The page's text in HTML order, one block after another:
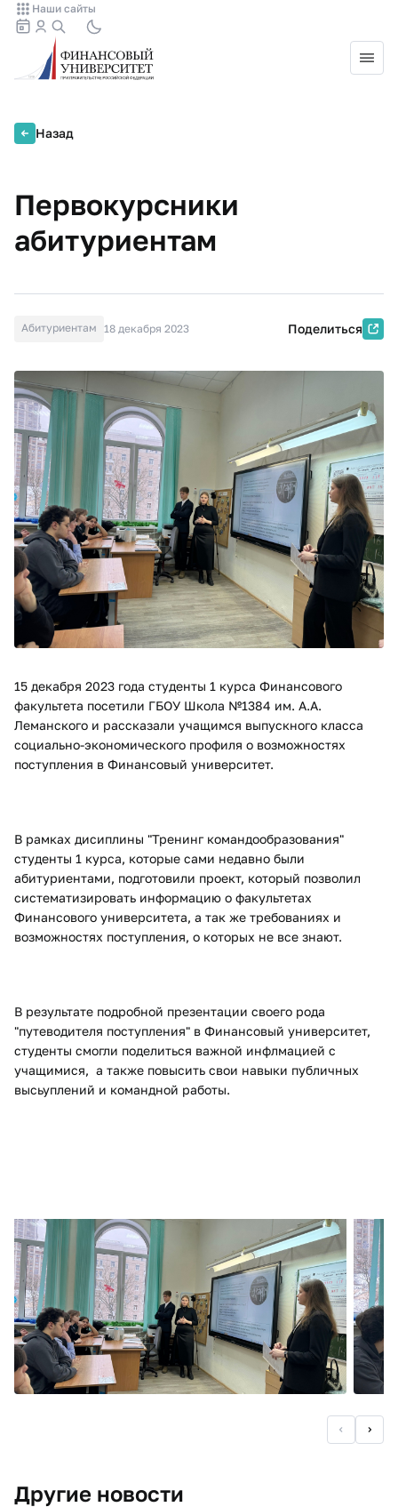
Наши сайты
Назад
Первокурсники
абитуриентам
Абитуриентам 18 декабря 2023 Поделиться
15 декабря 2023 года студенты 1 курса Финансового
факультета посетили ГБОУ Школа №1384 им. А.А.
Леманского и рассказали учащимся выпускного класса
социально-экономического профиля о возможностях
поступления в Финансовый университет.
В рамках дисиплины "Тренинг командообразования"
студенты 1 курса, которые сами недавно были
абитуриентами, подготовили проект, который позволил
систематизировать информацию о факультетах
Финансового университета, а так же требованиях и
возможностях поступления, о которых не все знают.
В результате подробной презентации своего рода
"путеводителя поступления" в Финансовый университет,
студенты смогли поделиться важной инфлмацией с
учащимися, а также повысить свои навыки публичных
высьуплений и командной работы.
Другие новости